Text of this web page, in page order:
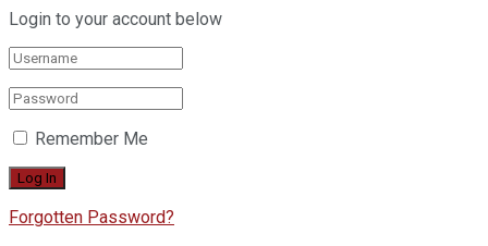
Login to your account below
Remember Me
Forgotten Password?